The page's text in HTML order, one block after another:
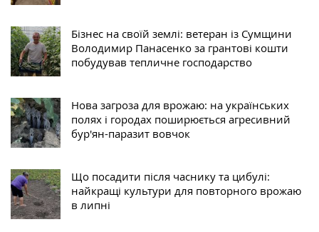
Бізнес на своїй землі: ветеран із Сумщини
Володимир Панасенко за грантові кошти
побудував тепличне господарство
Нова загроза для врожаю: на українських
полях і городах поширюється агресивний
бур'ян-паразит вовчок
Що посадити після часнику та цибулі:
найкращі культури для повторного врожаю
в липні